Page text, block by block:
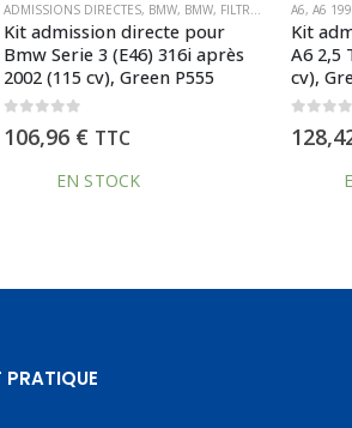
,SIMPLE CÔNE
GREEN, PIECES PAR MARQUE,SÉRIE 3 E46 II 01->05,
A6,A6 1997->2001,ADMISSIONS DIRECTES, AUDI,AUDI ,
Kit admission directe pour Audi
A6 2,5 TDi V6 après 1997 (150
cv), Green
128,42 € TTC
EN STOCK
2/ A3 09/
Kit
A3
(130
13220 La Mède Chateauneuf